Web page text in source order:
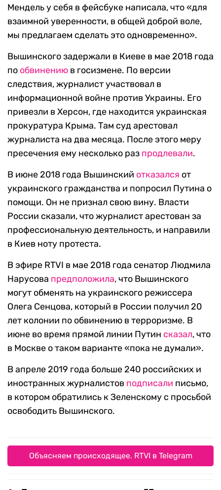
Мендель у себя в фейсбуке написала, что «для
взаимной уверенности, в общей доброй воле,
мы предлагаем сделать это одновременно».
Вышинского задержали в Киеве в мае 2018 года
по обвинению в госизмене. По версии
следствия, журналист участвовал в
информационной войне против Украины. Его
привезли в Херсон, где находится украинская
прокуратура Крыма. Там суд арестовал
журналиста на два месяца. После этого меру
пресечения ему несколько раз продлевали.
В июне 2018 года Вышинский отказался от
украинского гражданства и попросил Путина о
помощи. Он не признал свою вину. Власти
России сказали, что журналист арестован за
профессиональную деятельность, и направили
в Киев ноту протеста.
В эфире RTVI в мае 2018 года сенатор Людмила
Нарусова предположила, что Вышинского
могут обменять на украинского режиссера
Олега Сенцова, который в России получил 20
лет колонии по обвинению в терроризме. В
июне во время прямой линии Путин сказал, что
в Москве о таком варианте «пока не думали».
В апреле 2019 года больше 240 российских и
иностранных журналистов подписали письмо,
в котором обратились к Зеленскому с просьбой
освободить Вышинского.
Объясняем происходящее. RTVI в Telegram